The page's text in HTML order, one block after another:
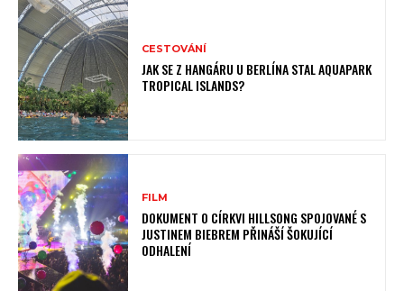
CESTOVÁNÍ
JAK SE Z HANGÁRU U BERLÍNA STAL AQUAPARK
TROPICAL ISLANDS?
FILM
DOKUMENT O CÍRKVI HILLSONG SPOJOVANÉ S
JUSTINEM BIEBREM PŘINÁŠÍ ŠOKUJÍCÍ
ODHALENÍ